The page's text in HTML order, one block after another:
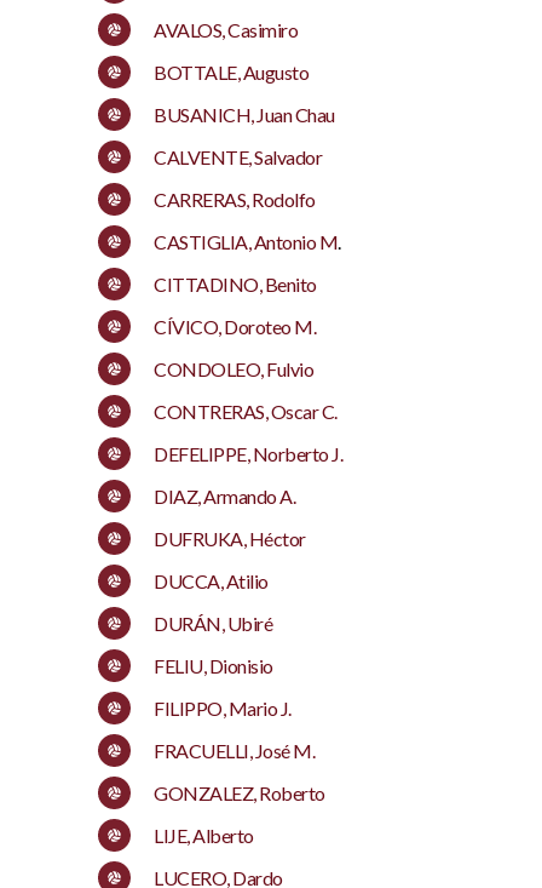
AVALOS, Casimiro
BOTTALE, Augusto
BUSANICH, Juan Chau
CALVENTE, Salvador
CARRERAS, Rodolfo
CASTIGLIA, Antonio M
CITTADINO, Benito
CÍVICO, Doroteo M.
CONDOLEO, Fulvio
CONTRERAS, Oscar C.
DEFELIPPE, Norberto J.
DIAZ, Armando A.
DUFRUKA, Héctor
DUCCA, Atilio
DURÁN, Ubiré
FELIU, Dionisio
FILIPPO, Mario J.
FRACUELLI, José M.
GONZALEZ, Roberto
LIJE, Alberto
LUCERO, Dardo